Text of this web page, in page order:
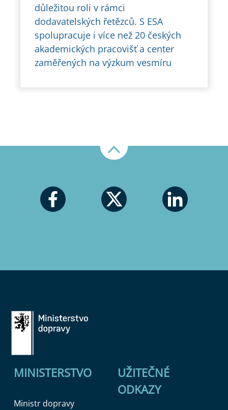
důležitou roli v rámci
dodavatelských řetězců. S ESA
spolupracuje i více než 20 českých
akademických pracovišť a center
zaměřených na výzkum vesmíru
MINISTERSTVO
Ministr dopravy
UŽITEČNÉ
ODKAZY